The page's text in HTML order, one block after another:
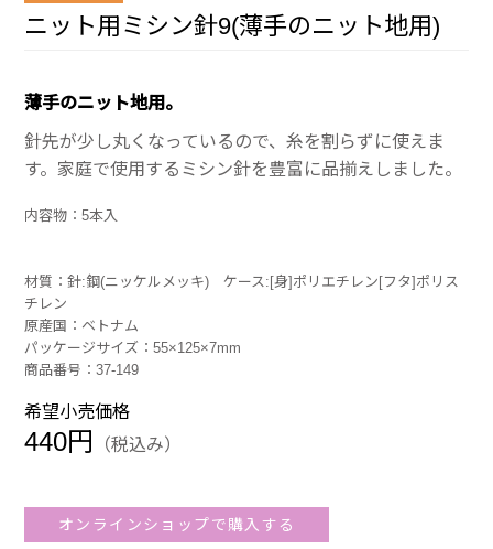
ニット用ミシン針9(薄手のニット地用)
薄手のニット地用。
針先が少し丸くなっているので、糸を割らずに使えま
す。家庭で使用するミシン針を豊富に品揃えしました。
内容物：5本入
材質：針:鋼(ニッケルメッキ) ケース:[身]ポリエチレン[フタ]ポリス
チレン
原産国：ベトナム
パッケージサイズ：55×125×7mm
商品番号：37-149
希望小売価格
440円 （税込み）
オンラインショップで購入する